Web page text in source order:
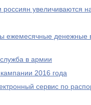
увеличиваются
ежемесячные денежные
служба в армии
2016 года
сервис по